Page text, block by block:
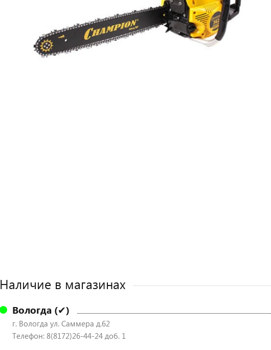
Наличие в магазинах
Вологда (✔)
г. Вологда ул. Саммера д.62
Телефон: 8(8172)26-44-24 доб. 1